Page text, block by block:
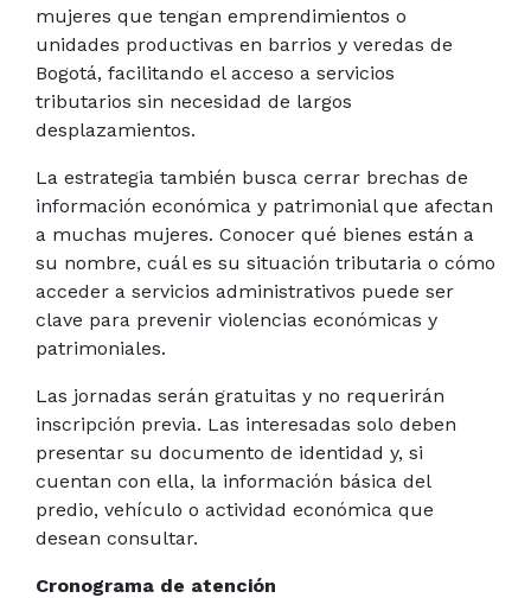
mujeres que tengan emprendimientos o
unidades productivas en barrios y veredas de
Bogotá, facilitando el acceso a servicios
tributarios sin necesidad de largos
desplazamientos.
La estrategia también busca cerrar brechas de
información económica y patrimonial que afectan
a muchas mujeres. Conocer qué bienes están a
su nombre, cuál es su situación tributaria o cómo
acceder a servicios administrativos puede ser
clave para prevenir violencias económicas y
patrimoniales.
Las jornadas serán gratuitas y no requerirán
inscripción previa. Las interesadas solo deben
presentar su documento de identidad y, si
cuentan con ella, la información básica del
predio, vehículo o actividad económica que
desean consultar.
Cronograma de atención